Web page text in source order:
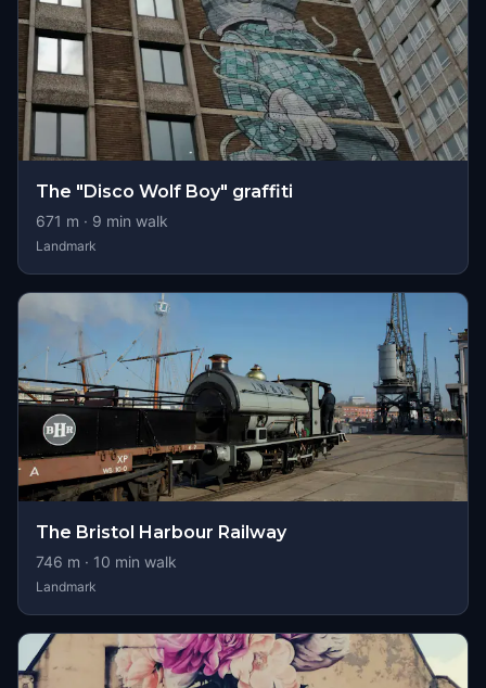
The "Disco Wolf Boy" graffiti
671 m · 9 min walk
Landmark
The Bristol Harbour Railway
746 m · 10 min walk
Landmark